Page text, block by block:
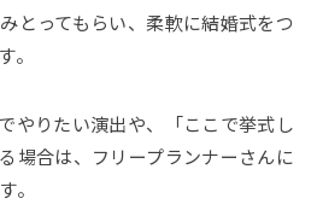
とってもらい、柔軟に結婚式をつ
。
やりたい演出や、「ここで挙式し
場合は、フリープランナーさんに
。